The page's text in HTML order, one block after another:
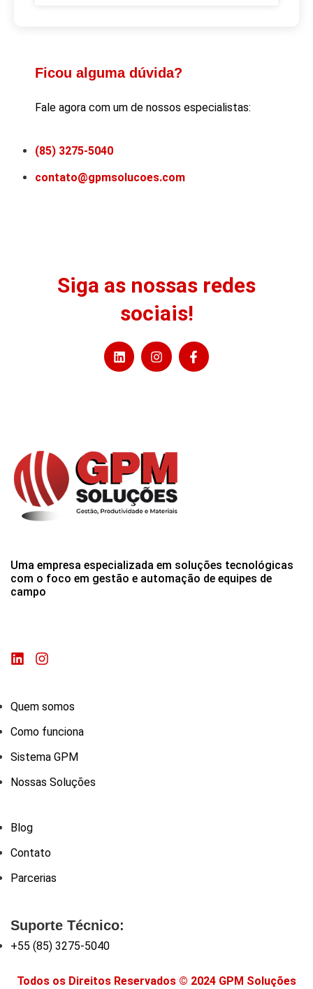
Ficou alguma dúvida?
Fale agora com um de nossos especialistas:
(85) 3275-5040
contato@gpmsolucoes.com
Siga as nossas redes
sociais!
Uma empresa especializada em soluções tecnológicas
com o foco em gestão e automação de equipes de
campo
Quem somos
Como funciona
Sistema GPM
Nossas Soluções
Blog
Contato
Parcerias
Suporte Técnico:
+55 (85) 3275-5040
Todos os Direitos Reservados © 2024 GPM Soluções